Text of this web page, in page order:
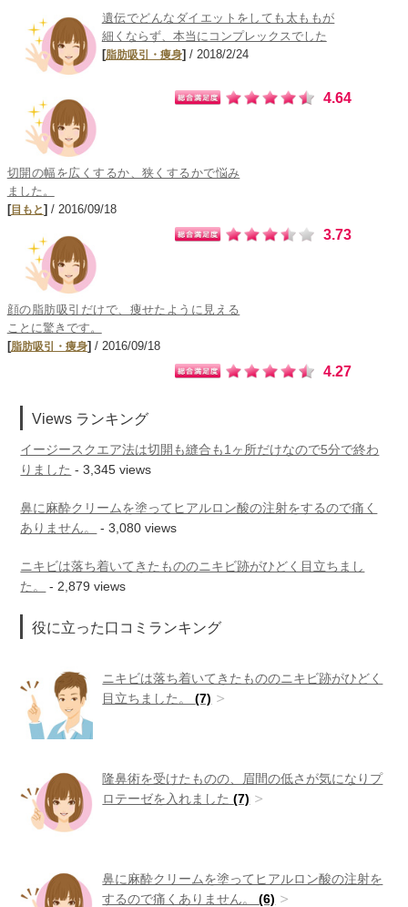
遺伝でどんなダイエットをしても太ももが
細くならず、本当にコンプレックスでした
[脂肪吸引・痩身]/ 2018/2/24
4.64
切開の幅を広くするか、狭くするかで悩み
ました。
[目もと]/ 2016/09/18
3.73
顔の脂肪吸引だけで、痩せたように見える
ことに驚きです。
[脂肪吸引・痩身]/ 2016/09/18
4.27
Views ランキング
イージースクエア法は切開も縫合も1ヶ所だけなので5分で終わ
りました - 3,345 views
鼻に麻酔クリームを塗ってヒアルロン酸の注射をするので痛く
ありません。
- 3,080 views
ニキビは落ち着いてきたもののニキビ跡がひどく目立ちまし
た。
- 2,879 views
役に立った口コミランキング
ニキビは落ち着いてきたもののニキビ跡がひどく
目立ちました。(7)
隆鼻術を受けたものの、眉間の低さが気になりプ
ロテーゼを入れました(7)
鼻に麻酔クリームを塗ってヒアルロン酸の注射を
するので痛くありません。(6)